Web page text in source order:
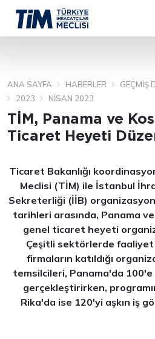
ARA
ANA SAYFA HABERLER
GEÇMIŞ
2023
NISAN 2023
TİM, Panama ve
Ticaret Heyeti
Ticaret Bakanlığı
Meclisi (TİM) ile İstanbul
Sekreterliği (İİB)
tarihleri arasında, Panama
genel ticaret heyeti
Çeşitli sektörlerde
firmaların katıldığı
temsilcileri, Panama'da 100'e
gerçekleştirirken,
Rika'da ise 120'yi aşkın iş